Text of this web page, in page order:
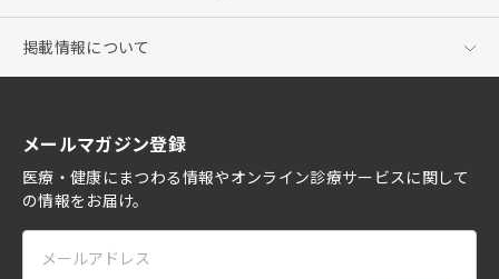
掲載情報について
メールマガジン登録
医療・健康にまつわる情報やオンライン診療サービスに関して
の情報をお届け。